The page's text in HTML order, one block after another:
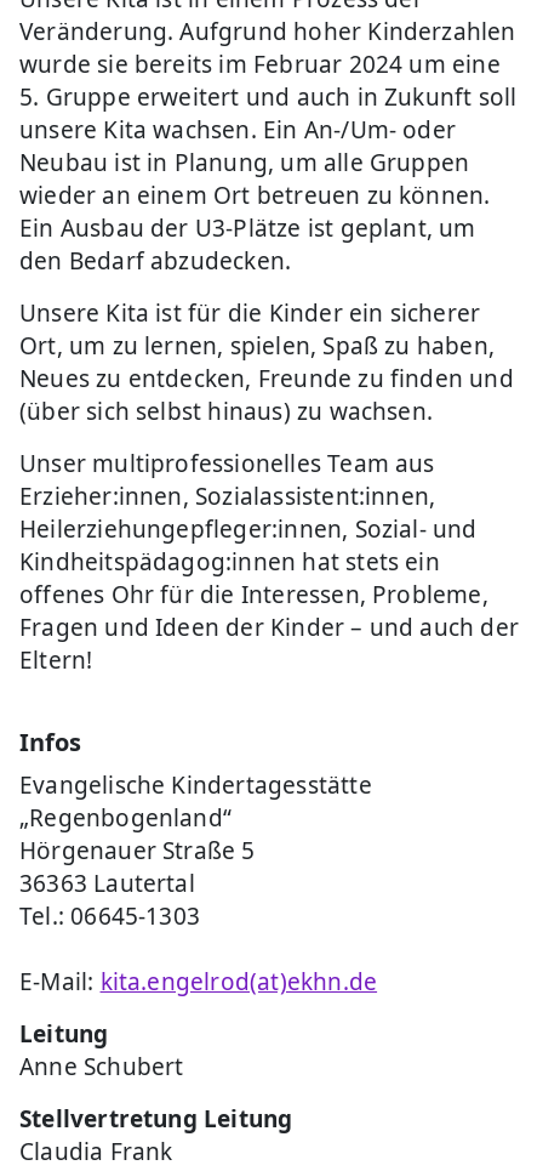
Veränderung. Aufgrund hoher Kinderzahlen
wurde sie bereits im Februar 2024 um eine
5. Gruppe erweitert und auch in Zukunft soll
unsere Kita wachsen. Ein An-/Um- oder
Neubau ist in Planung, um alle Gruppen
wieder an einem Ort betreuen zu können.
Ein Ausbau der U3-Plätze ist geplant, um
den Bedarf abzudecken.
Unsere Kita ist für die Kinder ein sicherer
Ort, um zu lernen, spielen, Spaß zu haben,
Neues zu entdecken, Freunde zu finden und
(über sich selbst hinaus) zu wachsen.
Unser multiprofessionelles Team aus
Erzieher:innen, Sozialassistent:innen,
Heilerziehungepfleger:innen, Sozial- und
Kindheitspädagog:innen hat stets ein
offenes Ohr für die Interessen, Probleme,
Fragen und Ideen der Kinder – und auch der
Eltern!
Infos
Evangelische Kindertagesstätte
„Regenbogenland“
Hörgenauer Straße 5
36363 Lautertal
Tel.: 06645-1303
E-Mail: kita.engelrod(at)ekhn.de
Leitung
Anne Schubert
Stellvertretung Leitung
Claudia Frank